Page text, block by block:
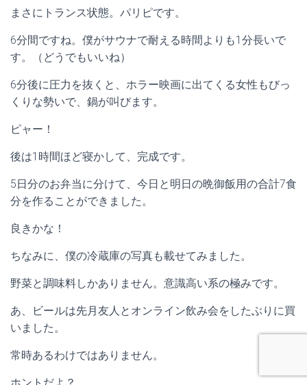
まさにトランス状態。パリピです。
6分間ですね。僕がサウナで耐える時間よりも1分長いで
す。（どうでもいいね）
6分後に圧力を抜くと、ホラー映画に出てくる女性もびっ
くりな勢いで、鍋が叫びます。
ピャー！
後は1時間ほど寝かして、完成です。
5日分のお弁当に分けて、今日と明日の晩御飯用の合計7食
分を作ることができました。
良きかな！
ちなみに、僕の冷蔵庫の写真も載せてみました。
野菜と調味料しかありません。意識高い系の極みです。
あ、ビールは先月友人とオンライン飲み会をしたぶりに買
いました。
常時あるわけではありません。
ホントだよ？